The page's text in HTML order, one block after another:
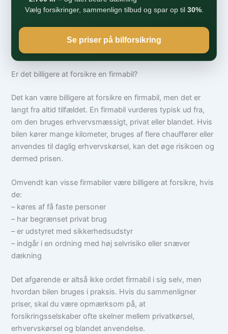
Vælg forsikringer, sammenlign tilbud og spar op til 30%.
Se priser på bilforsikring
Er det billigere at forsikre en firmabil?
Det kan være billigere at forsikre en firmabil, men det er
langt fra altid tilfældet. En firmabil vurderes typisk ud fra,
om den bruges erhvervsmæssigt, privat eller blandet. Hvis
bilen kører mange kilometer, bruges af flere chauffører eller
anvendes til daglig erhvervskørsel, kan det øge risikoen og
dermed prisen.
Omvendt kan visse firmabiler være billigere at forsikre, hvis
de:
– køres af få faste personer
– har begrænset privat brug
– er udstyret med sikkerhedsudstyr
– indgår i en ordning med høj selvrisiko eller snæver
dækning
Det afgørende er altså ikke ordet firmabil i sig selv, men
hvordan bilen bruges i praksis. Hvis du sammenligner
priser, skal du være opmærksom på, at
forsikringsselskaber ofte skelner mellem privatkørsel,
erhvervskørsel og blandet anvendelse.